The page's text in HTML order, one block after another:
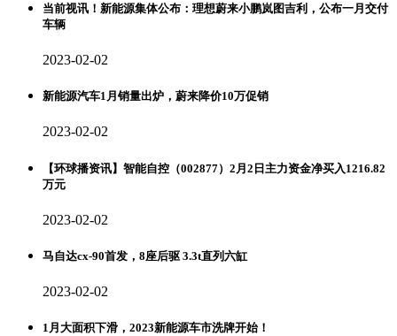
当前视讯！新能源集体公布：理想蔚来小鹏岚图吉利，公布一月交付
车辆
2023-02-02
新能源汽车1月销量出炉，蔚来降价10万促销
2023-02-02
【环球播资讯】智能自控（002877）2月2日主力资金净买入1216.82
万元
2023-02-02
马自达cx-90首发，8座后驱 3.3t直列六缸
2023-02-02
1月大面积下滑，2023新能源车市洗牌开始！